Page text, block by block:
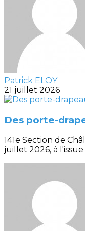
Patrick ELOY
21 juillet 2026
Des porte-
141e Section de
juillet 2026, à